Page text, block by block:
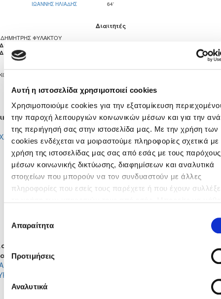
Αυτή η ιστοσελίδα χρησιμοποιεί cookies
Χρησιμοποιούμε cookies για την εξατομίκευση
την παροχή λειτουργιών κοινωνικών μέσων και για την
της περιήγησή σας στην ιστοσελίδα μας. Με την χρήση των
cookies ενδέχεται να μοιραστούμε πληροφορίες σχετικά με
χρήση της ιστοσελίδας μας σας από εσάς με τους παρόχους
μέσων κοινωνικής δικτύωσης, διαφημίσεων και αναλυτικά
στοιχείων που μπορούν να τον συνδυαστούν με άλλες
πληροφορίες που εσείς τους παρέχετε ή που έχουν
Πολιτική Cookies κάνοντας κλικ
συγκατάθεσης
Απαραίτητα
Προτιμήσεις
Αναλυτικά
ΙΩΑΝΝΗΣ ΗΛΙΑΔΗΣ
64'
Διαιτητές
ΦΥΛΑΚΤΟΥ
ΣΤΑΔΙΟ ΚΑΠΕΔΩΝ
100
Ενδεκάδες
ΑΝΔΡΕΑΣ ΦΛΩΡΙΔΗΣ
ΑΓΓΕΛΟΣ ΧΡΥΣΟΣΤΟΜΟΥ
ΣΩΤΗΡΙΟΣ ΚΑΟΥΣΛΙΔΗΣ
ΙΩΑΝΝΗΣ ΧΑΤΖΗΓΙΑΝΝΗΣ
ΟΔΥΣΣΕΑΣ ΠΑΠΑΣΤΥΛΙΑΝΟΥ
IOSIF EL DANNAWI
ΑΝΔΡΕΑΣ ΤΙΜΙΝΗΣ
ΠΕΤΡΟΣ ΓΕΩΡΓΙΟΥ
ΣΑΒΒΑΣ ΠΑΠΕΤΤΑΣ
ΑΝΔΡΕΑΣ ΜΙΧΑΗΛ
CHARLIE THOMAS
ΘΕΟΔΩΡΟΣ ΠΡΟΚΟΠΙΟΥ
ΚΥΡΙΑΚΟΣ ΧΡΙΣΤΟΦΗ
ΑΝΤΩΝΗΣ ΧΡΙΣΤΟΦΗ
ΒΑΣΙΛΗΣ ΑΧΙΛΛΕΩΣ
ΣΠΥΡΟΣ ΑΛΕΞΑΝΔΡΟΣ
Έξω